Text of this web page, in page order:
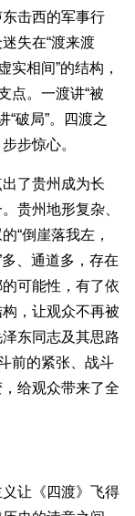
击西的军事行
失在“渡来渡
实相间”的结构，
点。一渡讲“被
“破局”。四渡之
步惊心。
了贵州成为长
贵州地形复杂、
“倒崖落我左，
、通道多，存在
可能性，有了依
，让观众不再被
东同志及其思路
前的紧张、战斗
给观众带来了全
让《四渡》飞得